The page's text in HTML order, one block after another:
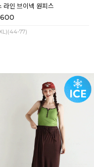
라인 브이넥 원피스
77)